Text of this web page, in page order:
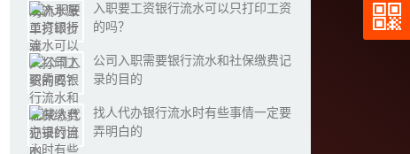
入职要工资银行流水可以只打印工资
的吗？
公司入职需要银行流水和社保缴费记
录的目的
找人代办银行流水时有些事情一定要
弄明白的